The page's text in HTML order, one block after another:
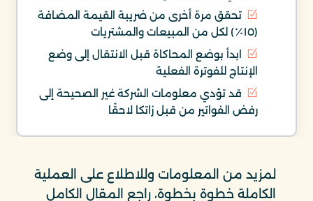
تحقق مرة أخرى من ضريبة القيمة المضافة
(١٥٪) لكل من المبيعات والمشتريات
ابدأ بوضع المحاكاة قبل الانتقال إلى وضع
الإنتاج للفوترة الفعلية
قد تؤدي معلومات الشركة غير الصحيحة إلى
رفض الفواتير من قبل زاتكا لاحقًا
لمزيد من المعلومات وللاطلاع على العملية
الكاملة خطوة بخطوة، راجع المقال الكامل